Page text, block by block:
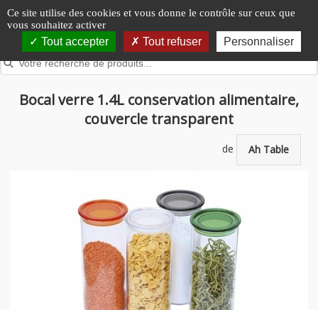
Panneau de gestion des cookies
Ce site utilise des cookies et vous donne le contrôle sur ceux que
vous souhaitez activer
Tout accepter Tout refuser Personnaliser
Bocal verre 1.4L conservation alimentaire,
couvercle transparent
de Ah Table